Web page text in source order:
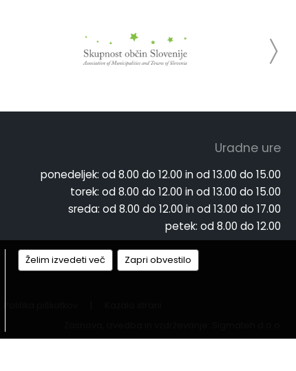
Uradne ure
ponedeljek: od 8.00 do 12.00 in od 13.00 do 15.00
torek: od 8.00 do 12.00 in od 13.00 do 15.00
sreda: od 8.00 do 12.00 in od 13.00 do 17.00
petek: od 8.00 do 12.00
Želim izvedeti več Zapri obvestilo